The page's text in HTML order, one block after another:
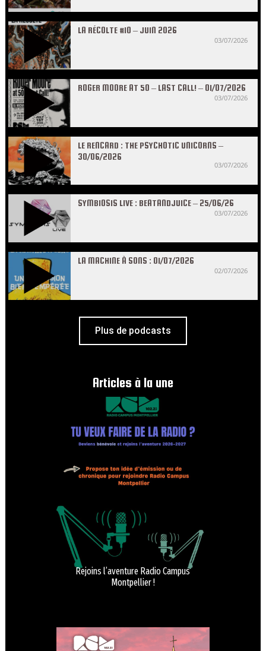
LA RÉCOLTE #10 – JUIN 2026
03/07/2026
ROGER MOORE AT 50 – LAST CALL! – 01/07/2026
03/07/2026
LE RENCARD : THE PSYCHOTIC UNICORNS –
30/06/2026
03/07/2026
SYMBIOSIS LIVE : BEATANDJUICE – 25/06/26
03/07/2026
LA MACHINE À SONS : 01/07/2026
02/07/2026
Plus de podcasts
Articles à la une
Rejoins l’aventure Radio Campus
Montpellier !